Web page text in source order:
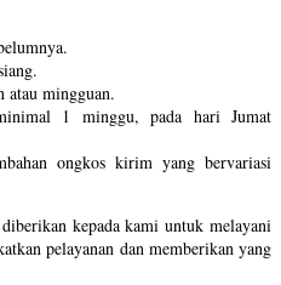
atau mingguan.
1 minggu, pada hari Jumat
ongkos kirim yang bervariasi
kepada kami untuk melayani
pelayanan dan memberikan yang